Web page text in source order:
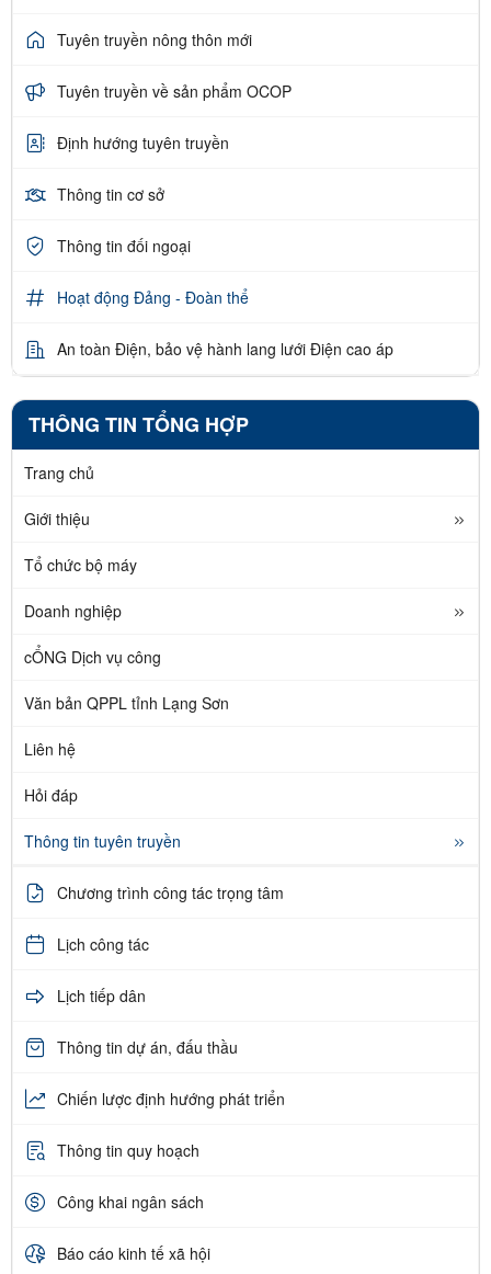
Tuyên truyền nông thôn mới
Tuyên truyền về sản phẩm OCOP
Định hướng tuyên truyền
Thông tin cơ sở
Thông tin đối ngoại
Hoạt động Đảng - Đoàn thể
An toàn Điện, bảo vệ hành lang lưới Điện cao áp
THÔNG TIN TỔNG HỢP
Trang chủ
Giới thiệu
Tổ chức bộ máy
Doanh nghiệp
cỔNG Dịch vụ công
Văn bản QPPL tỉnh Lạng Sơn
Liên hệ
Hỏi đáp
Thông tin tuyên truyền
Chương trình công tác trọng tâm
Lịch công tác
Lịch tiếp dân
Thông tin dự án, đấu thầu
Chiến lược định hướng phát triển
Thông tin quy hoạch
Công khai ngân sách
Báo cáo kinh tế xã hội